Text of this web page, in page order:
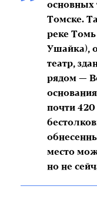
основных
Томске.
реке Томь
Ушайка),
театр,
рядом —
почти 420
место
но не